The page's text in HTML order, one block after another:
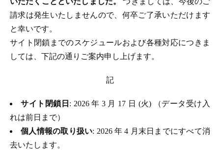
請求は発生いたしませんので、何卒ご了承いただけます
と幸いです。
サイト閉鎖までのスケジュールおよび各種対応につきま
しては、下記の通りご案内申し上げます。
記
サイト閉鎖日 : 2026 年 3 月 17 日 (火) （データ受け入
れは前日まで）
個人情報の取り扱い: 2026 年 4 月末日までにすべて消
去いたします。